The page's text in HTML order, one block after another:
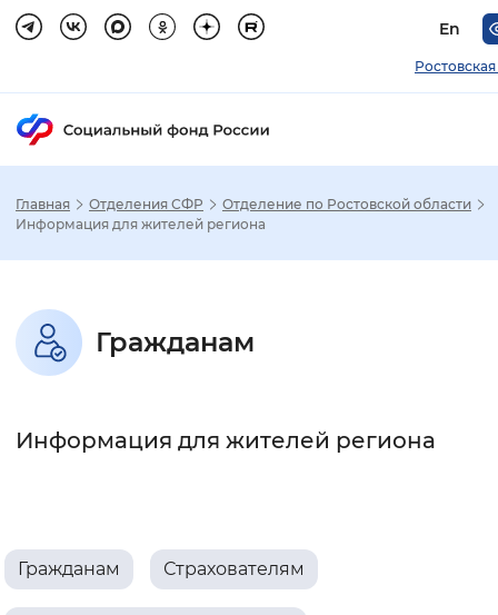
En
Размер шрифта
Шрифт
Нормальный Увеличенный
Главная Отделения СФР
Отделение по Ростовской области
Информация для жителей региона
Гражданам
Информация для жителей региона
Гражданам Страхователям